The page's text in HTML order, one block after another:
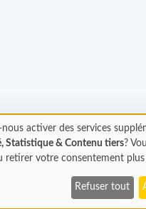
activer des services
Statistique & Contenu tiers?
retirer votre consentement
Refuser tout